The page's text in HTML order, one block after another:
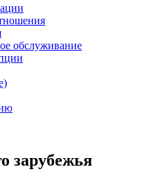
обслуживание
зарубежья